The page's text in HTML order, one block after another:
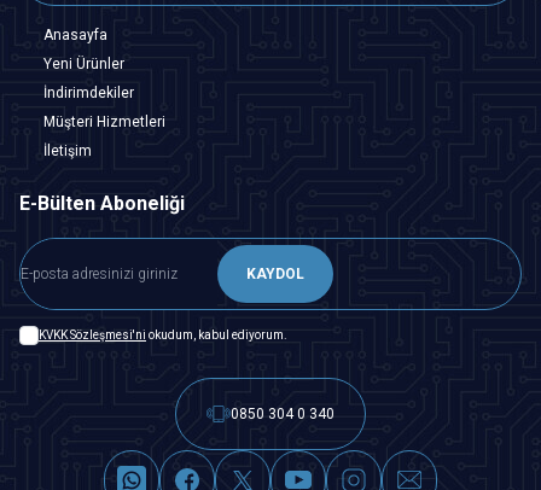
Anasayfa
Yeni Ürünler
İndirimdekiler
Müşteri Hizmetleri
İletişim
E-Bülten Aboneliği
KAYDOL
KVKK Sözleşmesi'ni okudum, kabul ediyorum.
0850 304 0 340